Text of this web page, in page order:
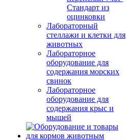
Стандарт из
оцинковки
Лабораторный
стеллажи и клетки для
животных
Лабораторное
оборудование для
содержания морских
свинок
Лабораторное
оборудование для
содержания крыс и
мышей